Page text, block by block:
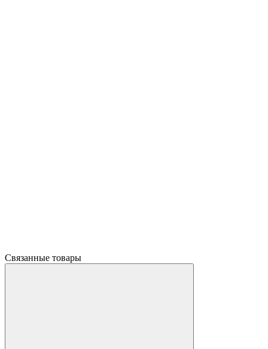
Связанные товары